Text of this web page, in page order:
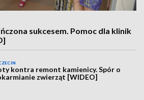
sukcesem. Pomoc dla klinik
kontra remont kamienicy. Spór o
zwierząt [WIDEO]